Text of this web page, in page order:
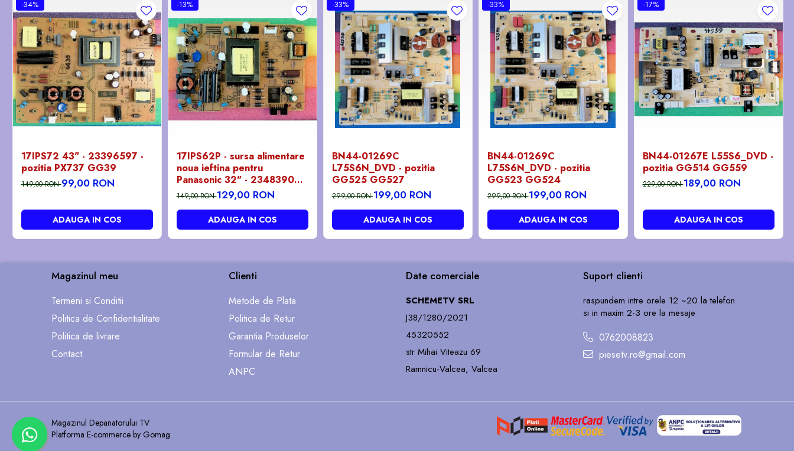
-34%
17IPS72 43" - 23396597 -
pozitia PX737 GG39
149,00 RON99,00 RON
ADAUGA IN COS
-13%
17IPS62P - sursa alimentare
noua ieftina pentru
Panasonic 32" - 23483906 -
pozitia GB101
149,00 RON129,00 RON
ADAUGA IN COS
-33%
BN44-01269C
L75S6N_DVD - pozitia
GG525 GG527
299,00 RON199,00 RON
ADAUGA IN COS
-33%
BN44-01269C
L75S6N_DVD - pozitia
GG523 GG524
299,00 RON199,00 RON
ADAUGA IN COS
-17%
BN44-01267E L55S6_DVD -
pozitia GG514 GG559
229,00 RON189,00 RON
ADAUGA IN COS
Magazinul meu
Termeni si Conditii
Politica de Confidentialitate
Politica de livrare
Contact
Clienti
Metode de Plata
Politica de Retur
Garantia Produselor
Formular de Retur
ANPC
Date comerciale
SCHEMETV SRL
J38/1280/2021
45320552
str Mihai Viteazu 69
Ramnicu-Valcea, Valcea
Suport clienti
raspundem intre orele 12 ~20 la telefon
si in maxim 2-3 ore la mesaje
0762008823
piesetv.ro@gmail.com
Magazinul Depanatorului TV
Platforma E-commerce by Gomag